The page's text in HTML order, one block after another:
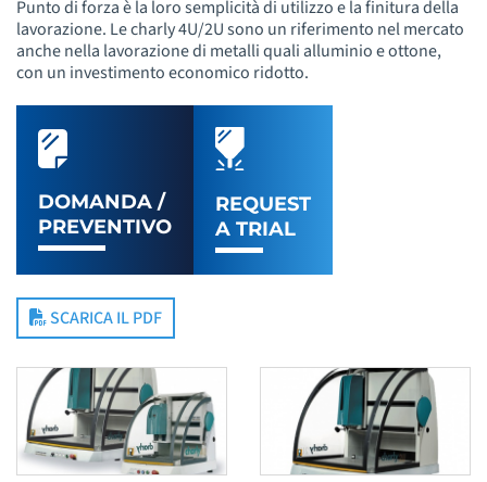
Punto di forza è la loro semplicità di utilizzo e la finitura della
lavorazione. Le charly 4U/2U sono un riferimento nel mercato
anche nella lavorazione di metalli quali alluminio e ottone,
con un investimento economico ridotto.
DOMANDA /
PREVENTIVO
REQUEST
A TRIAL
SCARICA IL PDF